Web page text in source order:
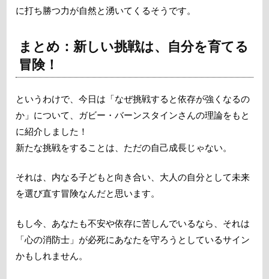
に打ち勝つ力が自然と湧いてくるそうです。
まとめ：新しい挑戦は、自分を育てる
冒険！
というわけで、今日は「なぜ挑戦すると依存が強くなるの
か」について、ガビー・バーンスタインさんの理論をもと
に紹介しました！
新たな挑戦をすることは、ただの自己成長じゃない。
それは、内なる子どもと向き合い、大人の自分として未来
を選び直す冒険なんだと思います。
もし今、あなたも不安や依存に苦しんでいるなら、それは
「心の消防士」が必死にあなたを守ろうとしているサイン
かもしれません。